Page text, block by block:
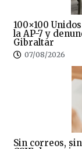
100×100
la AP-7 y
Gibraltar
07/08/2026
Sin correos,